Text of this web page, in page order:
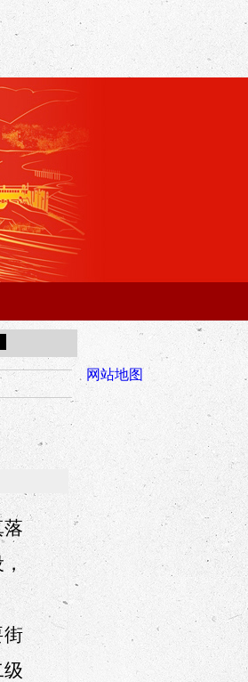
京站面试成绩公告 全市安全
网站地图